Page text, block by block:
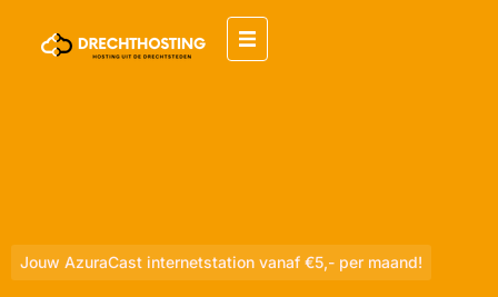
Jouw AzuraCast internetstation vanaf €5,- per maand!